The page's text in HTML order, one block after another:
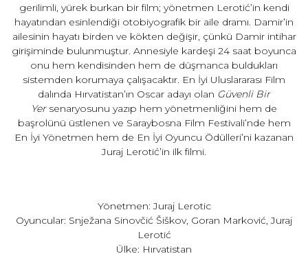
gerilimli, yürek burkan bir film; yönetmen Lerotić’in kendi
hayatından esinlendiği otobiyografik bir aile dramı. Damir’in
ailesinin hayatı birden ve kökten değişir, çünkü Damir intihar
girişiminde bulunmuştur. Annesiyle kardeşi 24 saat boyunca
onu hem kendisinden hem de düşmanca buldukları
sistemden korumaya çalışacaktır. En İyi Uluslararası Film
dalında Hırvatistan’ın Oscar adayı olan Güvenli Bir
Yersenaryosunu yazıp hem yönetmenliğini hem de
başrolünü üstlenen ve Saraybosna Film Festivali’nde hem
En İyi Yönetmen hem de En İyi Oyuncu Ödülleri’ni kazanan
Juraj Lerotić’in ilk filmi.
Yönetmen: Juraj Lerotic
Oyuncular: Snježana Sinovčić Šiškov, Goran Marković, Juraj
Lerotić
Ülke: Hırvatistan